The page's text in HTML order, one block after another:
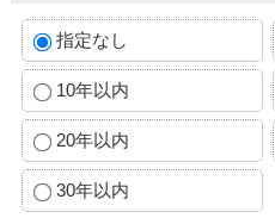
指定なし
10年以内
20年以内
30年以内